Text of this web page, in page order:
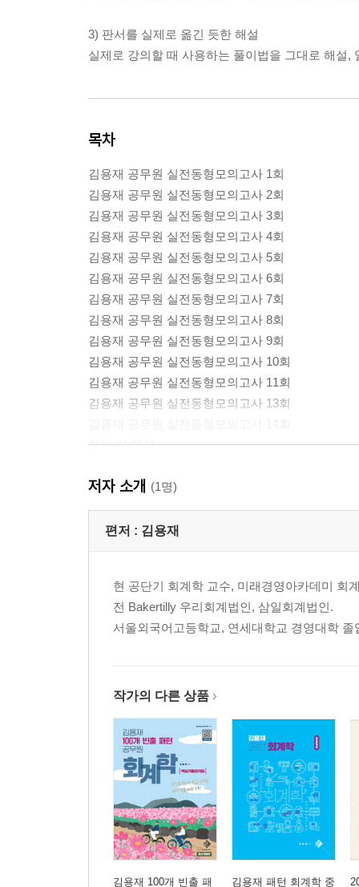
3) 판서를 실제로 옮긴 듯한 해설
실제로 강의할 때 사용하는 풀이법을 그대로 해설
목차
김용재 공무원 실전동형모의고사 1회
김용재 공무원 실전동형모의고사 2회
김용재 공무원 실전동형모의고사 3회
김용재 공무원 실전동형모의고사 4회
김용재 공무원 실전동형모의고사 5회
김용재 공무원 실전동형모의고사 6회
김용재 공무원 실전동형모의고사 7회
김용재 공무원 실전동형모의고사 8회
김용재 공무원 실전동형모의고사 9회
김용재 공무원 실전동형모의고사 10회
김용재 공무원 실전동형모의고사 11회
김용재 공무원 실전동형모의고사 13회
정답 및 해설
저자 소개 (1명)
편저 : 김용재
현 공단기 회계학 교수, 미래경영아카데미 회
전 Bakertilly 우리회계법인, 삼일회계법인.
서울외국어고등학교, 연세대학교 경영대학
작가의 다른 상품
김용재 100개 빈출 패 김용재 패턴 회계학 중